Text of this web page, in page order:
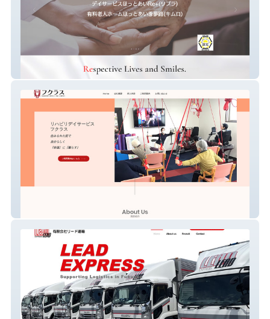
株式会社リボーンプラン
リハビリデイサービスフクラス